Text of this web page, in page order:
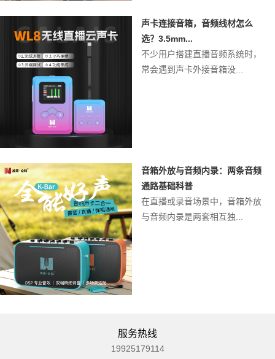
声卡连接音箱，音频线材怎么
选？3.5mm...
不少用户搭建直播音频系统时，
常会遇到声卡外接音箱没...
音箱外放与音频内录：两条音频
通路基础科普
在直播或录音场景中，音箱外放
与音频内录是两套相互独...
服务热线
19925179114